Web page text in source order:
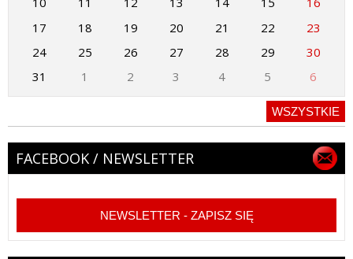
17
18 19 20 21 22
23
24
25 26 27 28 29
30
31
1 2 3 4 5 6
WSZYSTKIE
FACEBOOK / NEWSLETTER
NEWSLETTER - ZAPISZ SIĘ